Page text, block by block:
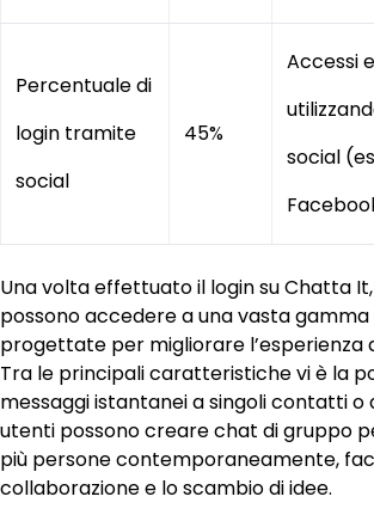
Percentuale di
login tramite
social
45%
Accessi
social
Una volta effettuato il login su Chatta
possono accedere a una vasta
progettate per migliorare l’esperienza
Tra le principali caratteristiche vi è la
messaggi istantanei a singoli contatti o
utenti possono creare chat di gruppo
più persone contemporaneamente,
collaborazione e lo scambio di idee.